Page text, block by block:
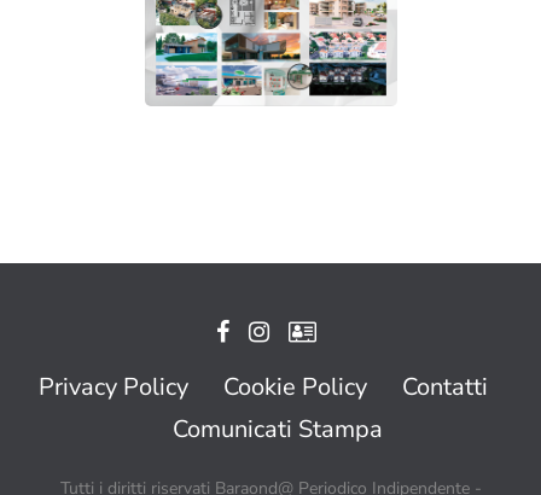
Privacy Policy Cookie Policy
Contatti
Comunicati Stampa
Tutti i diritti riservati Baraond@ Periodico Indipendente -